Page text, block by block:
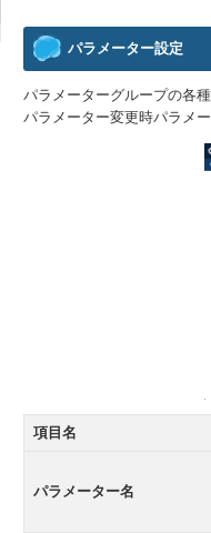
パラメーター設定
パラメーターグループの各
パラメーター変更時パラメ
項目名
パラメーター名